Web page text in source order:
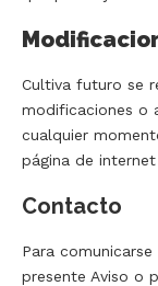
Cultiva futuro se
modificaciones o
cualquier
página de
Contacto
Para
presente Aviso o